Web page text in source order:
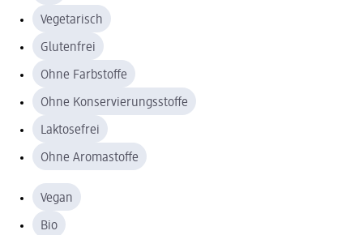
Vegetarisch
Glutenfrei
Ohne Farbstoffe
Ohne Konservierungsstoffe
Laktosefrei
Ohne Aromastoffe
Vegan
Bio